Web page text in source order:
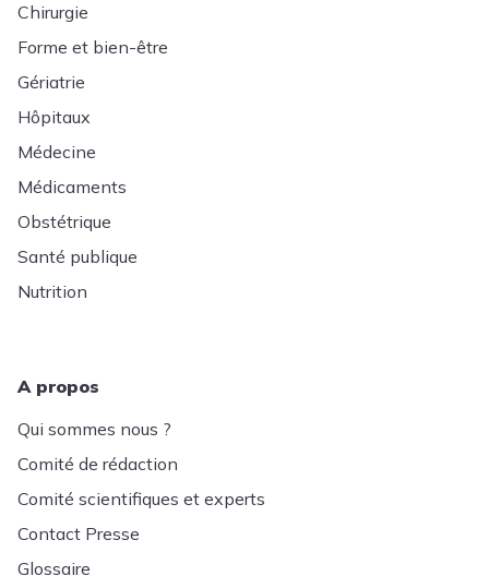
Chirurgie
Forme et bien-être
Gériatrie
Hôpitaux
Médecine
Médicaments
Obstétrique
Santé publique
Nutrition
A propos
Qui sommes nous ?
Comité de rédaction
Comité scientifiques et experts
Contact Presse
Glossaire